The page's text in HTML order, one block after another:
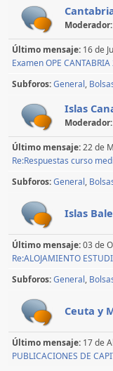
Moderador:
Último mensaje: 16 de
Examen OPE CANTABRIA
Subforos General
Islas
Moderador:
Último mensaje:22 de
Re:Respuestas curso
Subforos General
Islas
Último mensaje:03 de
Re:ALOJAMIENTO
Subforos General
Ceuta y
Último mensaje: 17 de
PUBLICACIONES DE